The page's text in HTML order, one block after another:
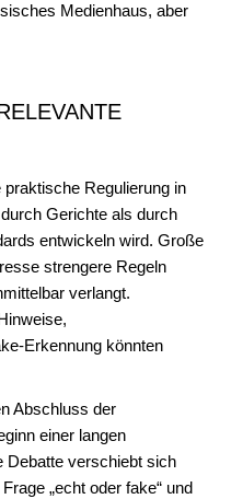
Medienhaus, aber
Regulierung in
Gerichte als durch
entwickeln wird. Große
strengere Regeln
verlangt.
Erkennung könnten
Abschluss der
einer langen
Debatte verschiebt sich
„echt oder fake“ und